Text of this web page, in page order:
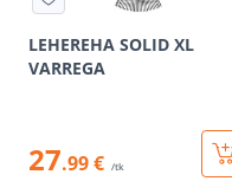
LEHEREHA SOLID XL
VARREGA
27.99 € /tk